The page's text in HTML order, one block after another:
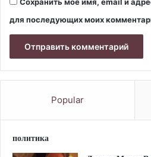
для последующих моих
Popular
политика